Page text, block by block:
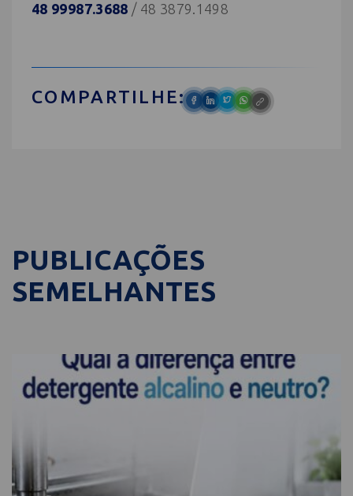
48 99987.3688 / 48 3879.1498
COMPARTILHE:
PUBLICAÇÕES
SEMELHANTES